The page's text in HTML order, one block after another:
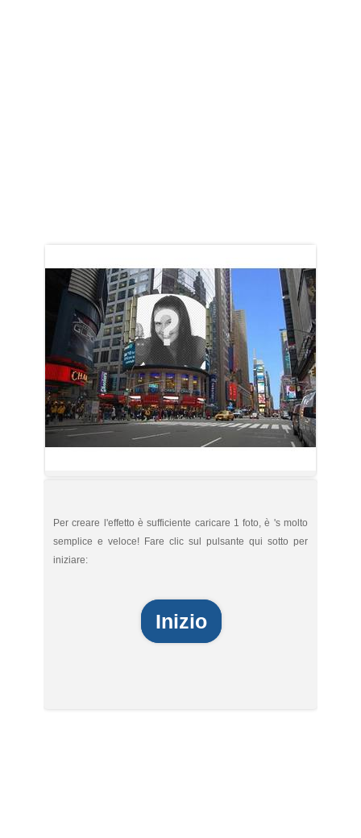
Per creare l'effetto è sufficiente caricare 1 foto, è 's molto
semplice e veloce! Fare clic sul pulsante qui sotto per
iniziare:
Inizio